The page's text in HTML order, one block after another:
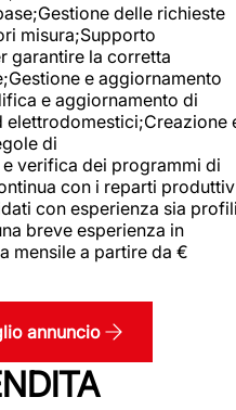
delle richieste
misura;Supporto
garantire la corretta
e aggiornamento
e aggiornamento di
elettrodomestici;Creazione
di
verifica dei programmi di
con i reparti
con esperienza sia
breve esperienza in
mensile a partire da €
annuncio